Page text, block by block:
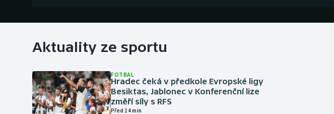
Aktuality ze sportu
FOTBAL
Hradec čeká v předkole Evropské ligy
Besiktas, Jablonec v Konferenční lize
změří síly s RFS
Před 14 min